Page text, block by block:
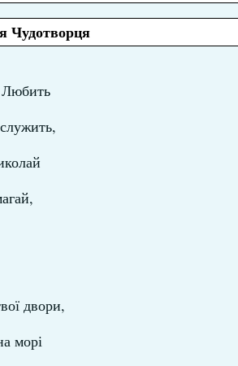
Чудотворця
двори,
морі